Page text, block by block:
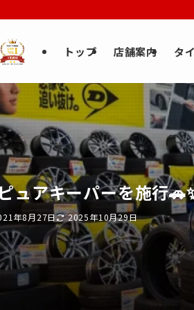
トップ 店舗案内 タ
ュアキーパーを施行
年8月27日 2025年10月29日